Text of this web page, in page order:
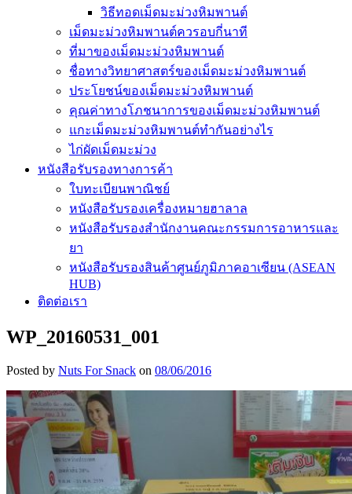
วิธีทอดเม็ดมะม่วงหิมพานต์
เม็ดมะม่วงหิมพานต์ควรอบกี่นาที
ที่มาของเม็ดมะม่วงหิมพานต์
ชื่อทางวิทยาศาสตร์ของเม็ดมะม่วงหิมพานต์
ประโยชน์ของเม็ดมะม่วงหิมพานต์
คุณค่าทางโภชนาการของเม็ดมะม่วงหิมพานต์
แกะเม็ดมะม่วงหิมพานต์ทำกันอย่างไร
ไก่ผัดเม็ดมะม่วง
หนังสือรับรองทางการค้า
ใบทะเบียนพาณิชย์
หนังสือรับรองเครื่องหมายฮาลาล
หนังสือรับรองสำนักงานคณะกรรมการอาหารและ
ยา
หนังสือรับรองสินค้าศูนย์ภูมิภาคอาเซียน (ASEAN
HUB)
ติดต่อเรา
WP_20160531_001
Posted by Nuts For Snack on 08/06/2016